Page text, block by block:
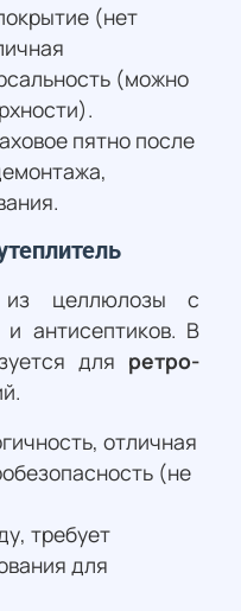
(нет
(можно
пятно после
из целлюлозы с
антисептиков. В
для ретро-
отличная
(не
требует
для